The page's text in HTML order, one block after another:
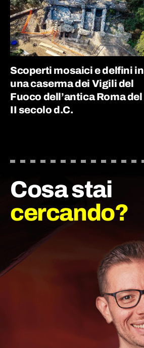
Scoperti mosaici e delfini in
una caserma dei Vigili del
Fuoco dell’antica Roma del
II secolo d.C.
Cosa stai
cercando?